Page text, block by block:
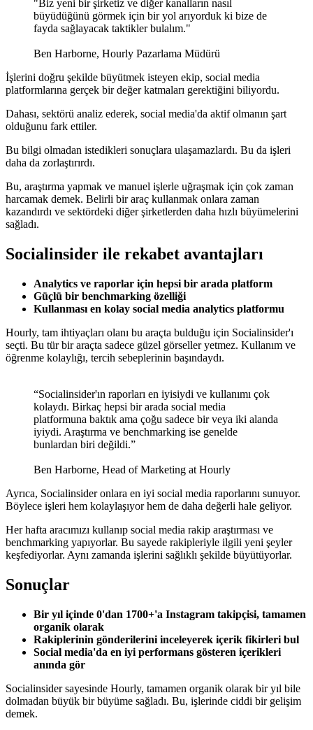
"Biz yeni bir şirketiz ve diğer kanalların nasıl
büyüdüğünü görmek için bir yol arıyorduk ki bize de
fayda sağlayacak taktikler bulalım."
Ben Harborne, Hourly Pazarlama Müdürü
İşlerini doğru şekilde büyütmek isteyen ekip, social media
platformlarına gerçek bir değer katmaları gerektiğini biliyordu.
Dahası, sektörü analiz ederek, social media'da aktif olmanın şart
olduğunu fark ettiler.
Bu bilgi olmadan istedikleri sonuçlara ulaşamazlardı. Bu da işleri
daha da zorlaştırırdı.
Bu, araştırma yapmak ve manuel işlerle uğraşmak için çok zaman
harcamak demek. Belirli bir araç kullanmak onlara zaman
kazandırdı ve sektördeki diğer şirketlerden daha hızlı büyümelerini
sağladı.
Socialinsider ile rekabet avantajları
Analytics ve raporlar için hepsi bir arada platform
Güçlü bir benchmarking özelliği
Kullanması en kolay social media analytics platformu
Hourly, tam ihtiyaçları olanı bu araçta bulduğu için Socialinsider'ı
seçti. Bu tür bir araçta sadece güzel görseller yetmez. Kullanım ve
öğrenme kolaylığı, tercih sebeplerinin başındaydı.
“Socialinsider'ın raporları en iyisiydi ve kullanımı çok
kolaydı. Birkaç hepsi bir arada social media
platformuna baktık ama çoğu sadece bir veya iki alanda
iyiydi. Araştırma ve benchmarking ise genelde
bunlardan biri değildi.”
Ben Harborne, Head of Marketing at Hourly
Ayrıca, Socialinsider onlara en iyi social media raporlarını sunuyor.
Böylece işleri hem kolaylaşıyor hem de daha değerli hale geliyor.
Her hafta aracımızı kullanıp social media rakip araştırması ve
benchmarking yapıyorlar. Bu sayede rakipleriyle ilgili yeni şeyler
keşfediyorlar. Aynı zamanda işlerini sağlıklı şekilde büyütüyorlar.
Sonuçlar
Bir yıl içinde 0'dan 1700+'a Instagram takipçisi, tamamen
organik olarak
Rakiplerinin gönderilerini inceleyerek içerik fikirleri bul
Social media'da en iyi performans gösteren içerikleri
anında gör
Socialinsider sayesinde Hourly, tamamen organik olarak bir yıl bile
dolmadan büyük bir büyüme sağladı. Bu, işlerinde ciddi bir gelişim
demek.